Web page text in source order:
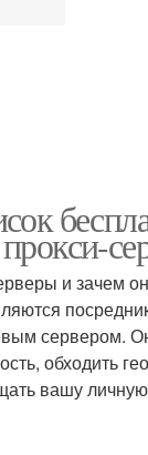
и зачем
сервером.
обходить
вашу